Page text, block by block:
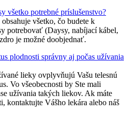
všetko potrebné príslušenstvo?
všetko, čo budete k
potrebovať (Daysy, nabíjací kábel,
je možné doobjednať.
plodnosti správny aj počas užívania
lieky ovplyvňujú Vašu telesnú
Vo všeobecnosti by Ste mali
užívania takých liekov. Ak máte
kontaktujte Vášho lekára alebo náš